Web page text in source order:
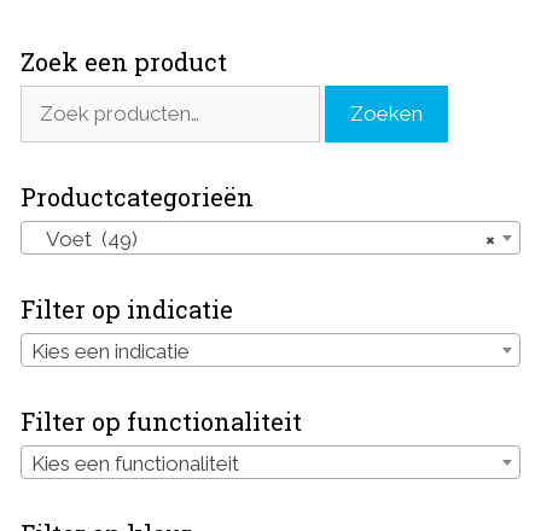
Zoek een product
naar:
Zoeken
Productcategorieën
×
Voet (49)
Filter op indicatie
Kies een indicatie
Filter op functionaliteit
Kies een functionaliteit